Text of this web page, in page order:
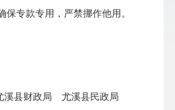
保专款专用，严禁挪作他用。
县财政局 尤溪县民政局